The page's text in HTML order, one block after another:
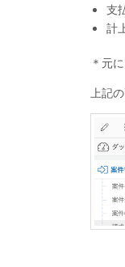
支
計
＊元
上記